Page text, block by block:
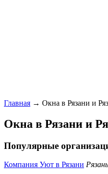
Главная → Окна в Рязани и
Окна в Рязани и
Популярные
Компания Уют в Рязани